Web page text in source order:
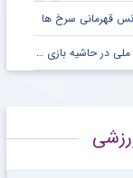
قهرمانی سرخ ها
بازی پرسپولیس